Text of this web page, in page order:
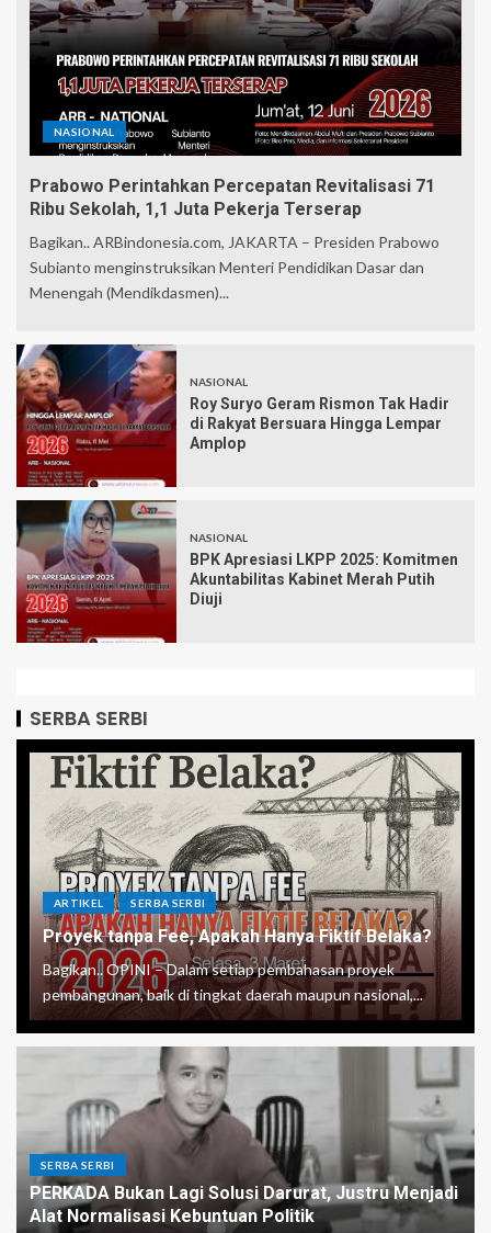
NASIONAL
Prabowo Perintahkan Percepatan Revitalisasi 71
Ribu Sekolah, 1,1 Juta Pekerja Terserap
Bagikan.. ARBindonesia.com, JAKARTA – Presiden Prabowo
Subianto menginstruksikan Menteri Pendidikan Dasar dan
Menengah (Mendikdasmen)...
NASIONAL
Roy Suryo Geram Rismon Tak Hadir
di Rakyat Bersuara Hingga Lempar
Amplop
NASIONAL
BPK Apresiasi LKPP 2025: Komitmen
Akuntabilitas Kabinet Merah Putih
Diuji
SERBA SERBI
ARTIKEL SERBA SERBI
Proyek tanpa Fee, Apakah Hanya Fiktif Belaka?
Bagikan.. OPINI – Dalam setiap pembahasan proyek
pembangunan, baik di tingkat daerah maupun nasional,...
SERBA SERBI
PERKADA Bukan Lagi Solusi Darurat, Justru Menjadi
Alat Normalisasi Kebuntuan Politik